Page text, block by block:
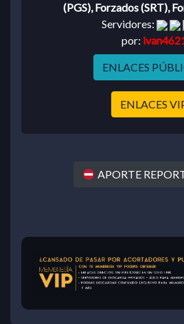
(PGS), Forzados (SRT),
Servidores:
por:
ENLACES
ENLACES
APORTE